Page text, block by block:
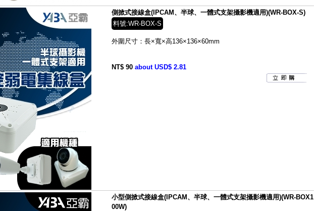
側掀式接線盒(IPCAM、半球、一體式支架攝影機適用)(WR-BOX-S)
料號:WR-BOX-S
外圍尺寸：長×寬×高136×136×60mm
NT$ 90 about USD$ 2.81
小型側掀式接線盒(IPCAM、半球、一體式支架攝影機適用)(WR-BOX1
00W)